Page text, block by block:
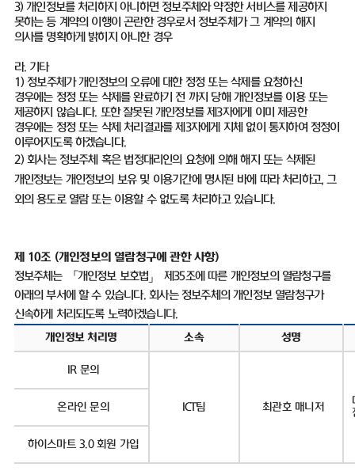
3) 개인정보를 처리하지 아니하면 정보주체와 약정한 서비스를 제공하지
못하는 등 계약의 이행이 곤란한 경우로서 정보주체가 그 계약의 해지
의사를 명확하게 밝히지 아니한 경우
라. 기타
1) 정보주체가 개인정보의 오류에 대한 정정 또는 삭제를 요청하신
경우에는 정정 또는 삭제를 완료하기 전 까지 당해 개인정보를 이용 또는
제공하지 않습니다. 또한 잘못된 개인정보를 제3자에게 이미 제공한
경우에는 정정 또는 삭제 처리결과를 제3자에게 지체 없이 통지하여 정정이
이루어지도록 하겠습니다.
2) 회사는 정보주체 혹은 법정대리인의 요청에 의해 해지 또는 삭제된
개인정보는 개인정보의 보유 및 이용기간에 명시된 바에 따라 처리하고, 그
외의 용도로 열람 또는 이용할 수 없도록 처리하고 있습니다.
제 10조 (개인정보의 열람청구에 관한 사항)
정보주체는 「개인정보 보호법」 제 35조에 따른 개인정보의 열람청구를
아래의 부서에 할 수 있습니다.회사는 정보주체의 개인정보 열람청구가
신속하게 처리되도록 노력하겠습니다.
개인정보 처리명 소속 성명
IR 문의
ICT팀 최관호 매니저
온라인 문의
하이스마트3.0회원 가입